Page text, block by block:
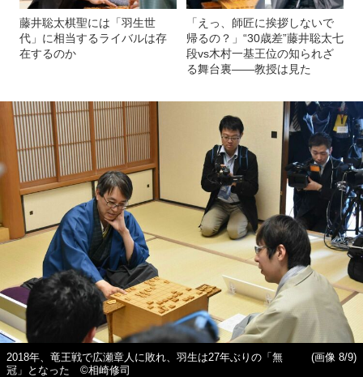
藤井聡太棋聖には「羽生世
代」に相当するライバルは存
在するのか
「えっ、師匠に挨拶しないで
帰るの？」“30歳差”藤井聡太七
段vs木村一基王位の知られざ
る舞台裏――教授は見た
2018年、竜王戦で広瀬章人に敗れ、羽生は27年ぶりの「無
冠」となった ©相崎修司
(画像 8/9)